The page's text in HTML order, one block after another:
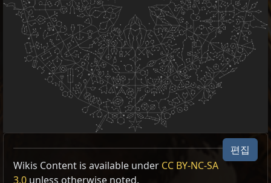
편집
Wikis Content is available under CC BY-NC-SA
3.0 unless otherwise noted.